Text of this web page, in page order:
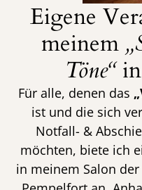
Eigene
meinem
Töne“in
Für alle, denen das
ist und die sich
Notfall- &
möchten, biete ich
in meinem Salon